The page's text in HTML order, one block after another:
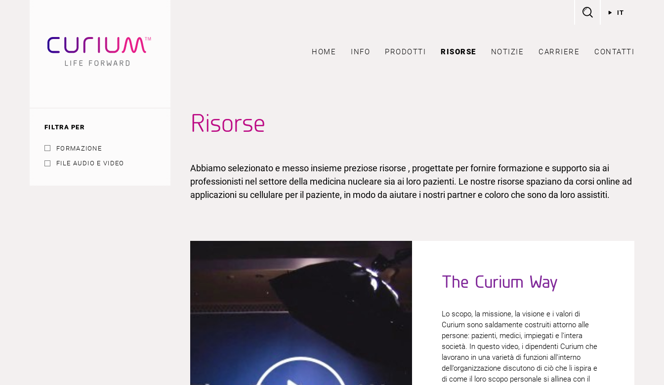
HOME INFO PRODOTTI RISORSE NOTIZIE CARRIERE CONTATTI
IT
FILTRA PER
FORMAZIONE
FILE AUDIO E VIDEO
Risorse
Abbiamo selezionato e messo insieme preziose risorse , progettate per fornire formazione e supporto sia ai
professionisti nel settore della medicina nucleare sia ai loro pazienti. Le nostre risorse spaziano da corsi online ad
applicazioni su cellulare per il paziente, in modo da aiutare i nostri partner e coloro che sono da loro assistiti.
The Curium Way
Lo scopo, la missione, la visione e i valori di
Curium sono saldamente costruiti attorno alle
persone: pazienti, medici, impiegati e l’intera
società. In questo video, i dipendenti Curium che
lavorano in una varietà di funzioni all’interno
dell’organizzazione discutono di ciò che li ispira e
di come il loro scopo personale si allinea con il